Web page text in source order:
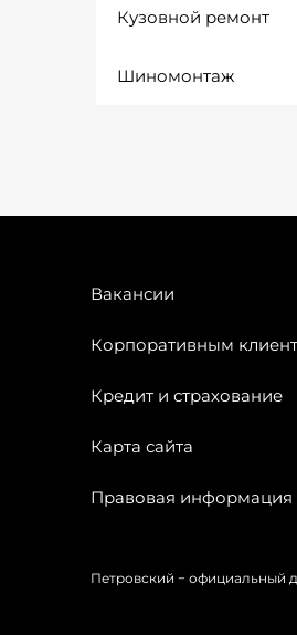
Кузовной ремонт
Шиномонтаж
Вакансии
Корпоративным
Кредит и страхование
Карта сайта
Правовая информация
Петровский − официальный